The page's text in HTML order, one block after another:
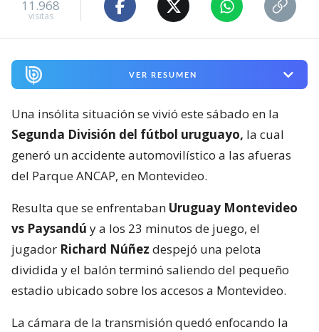
11.968
visitas
VER RESUMEN
Una insólita situación se vivió este sábado en la
Segunda División del fútbol uruguayo, la cual
generó un accidente automovilístico a las afueras
del Parque ANCAP, en Montevideo.
Resulta que se enfrentaban Uruguay Montevideo
vs Paysandú y a los 23 minutos de juego, el
jugador Richard Núñez despejó una pelota
dividida y el balón terminó saliendo del pequeño
estadio ubicado sobre los accesos a Montevideo.
La cámara de la transmisión quedó enfocando la